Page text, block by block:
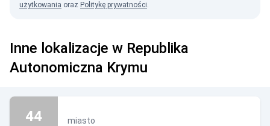
użytkowania oraz Politykę prywatności.
Inne lokalizacje w Republika
Autonomiczna Krymu
44 miasto